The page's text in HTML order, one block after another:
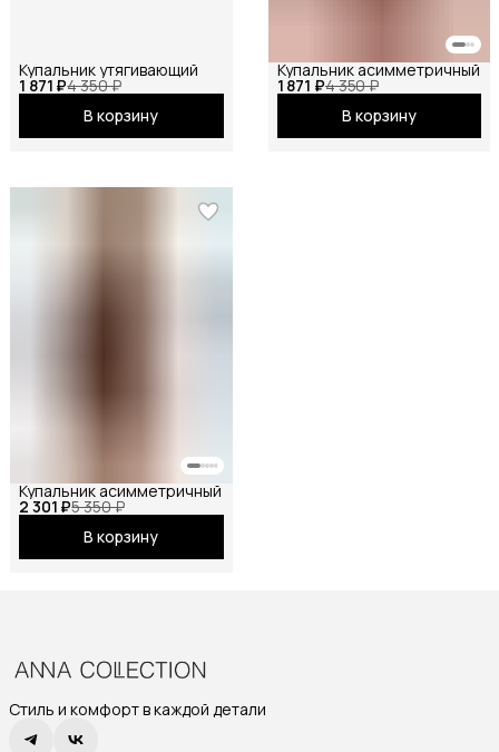
1 871 ₽4 350 ₽
Купальник утягивающий
В корзину
1 871 ₽4 350 ₽
Купальник асимметричный
В корзину
2 301 ₽5 350 ₽
Купальник асимметричный
В корзину
Стиль и комфорт в каждой детали